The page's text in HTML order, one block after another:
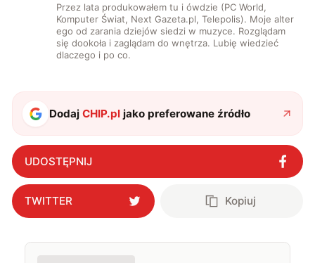
Przez lata produkowałem tu i ówdzie (PC World,
Komputer Świat, Next Gazeta.pl, Telepolis). Moje alter
ego od zarania dziejów siedzi w muzyce. Rozglądam
się dookoła i zaglądam do wnętrza. Lubię wiedzieć
dlaczego i po co.
DodajCHIP.pl jako preferowane źródło
UDOSTĘPNIJ
TWITTER Kopiuj